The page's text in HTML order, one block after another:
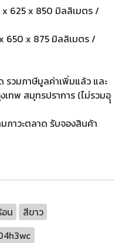
625 x 850 มิลลิเมตร /
650 x 875 มิลลิเมตร /
รวมภาษีมูลค่าเพิ่มแล้ว และ
ทพ สมุทรปราการ (ไม่รวมอุุ
ภาวะตลาด รับจองสินค้า
น
สีขาว